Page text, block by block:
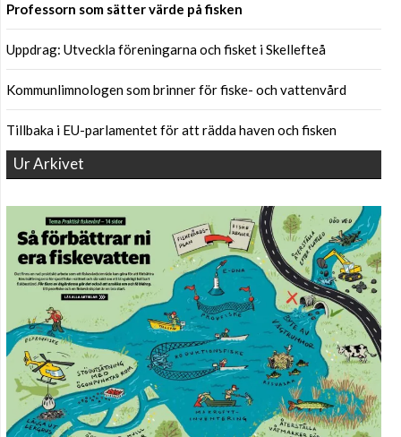
Professorn som sätter värde på fisken
Uppdrag: Utveckla föreningarna och fisket i Skellefteå
Kommunlimnologen som brinner för fiske- och vattenvård
Tillbaka i EU-parlamentet för att rädda haven och fisken
Ur Arkivet